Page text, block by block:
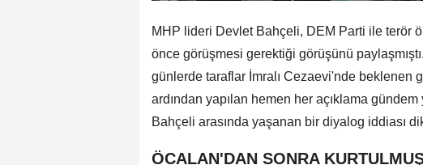
MHP lideri Devlet Bahçeli, DEM Parti ile terör
önce görüşmesi gerektiği görüşünü
günlerde taraflar İmralı Cezaevi'nde beklenen
ardından yapılan hemen her açıklama
Bahçeli arasında yaşanan bir diyalog iddiası
ÖCALAN'DAN SONRA